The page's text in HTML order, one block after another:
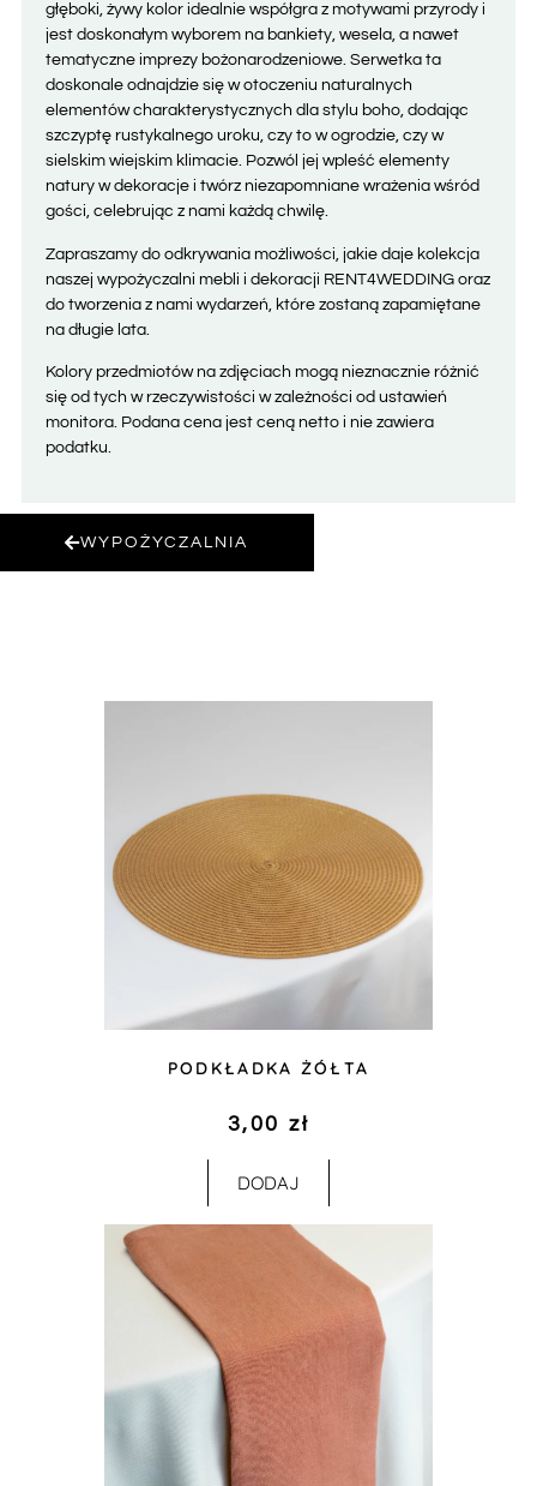
głęboki, żywy kolor idealnie współgra z motywami przyrody i
jest doskonałym wyborem na bankiety, wesela, a nawet
tematyczne imprezy bożonarodzeniowe. Serwetka ta
doskonale odnajdzie się w otoczeniu naturalnych
elementów charakterystycznych dla stylu boho, dodając
szczyptę rustykalnego uroku, czy to w ogrodzie, czy w
sielskim wiejskim klimacie. Pozwól jej wpleść elementy
natury w dekoracje i twórz niezapomniane wrażenia wśród
gości, celebrując z nami każdą chwilę.
Zapraszamy do odkrywania możliwości, jakie daje kolekcja
naszej wypożyczalni mebli i dekoracji RENT4WEDDING oraz
do tworzenia z nami wydarzeń, które zostaną zapamiętane
na długie lata.
Kolory przedmiotów na zdjęciach mogą nieznacznie różnić
się od tych w rzeczywistości w zależności od ustawień
monitora. Podana cena jest ceną netto i nie zawiera
podatku.
WYPOŻYCZALNIA
PODKŁADKA ŻÓŁTA
3,00zł
DODAJ